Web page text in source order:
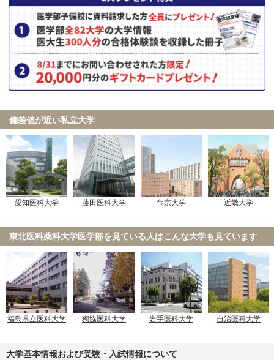
偏差値が近い私立大学
愛知医科大学 藤田医科大学 帝京大学 近畿大学
東北医科薬科大学医学部を見ている人はこんな大学も見ています
福島県立医科大学 獨協医科大学 岩手医科大学 自治医科大学
大学基本情報および受験・入試情報について